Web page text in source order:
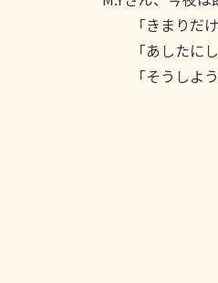
「きまりだけ
「あしたにし
「そうしよう